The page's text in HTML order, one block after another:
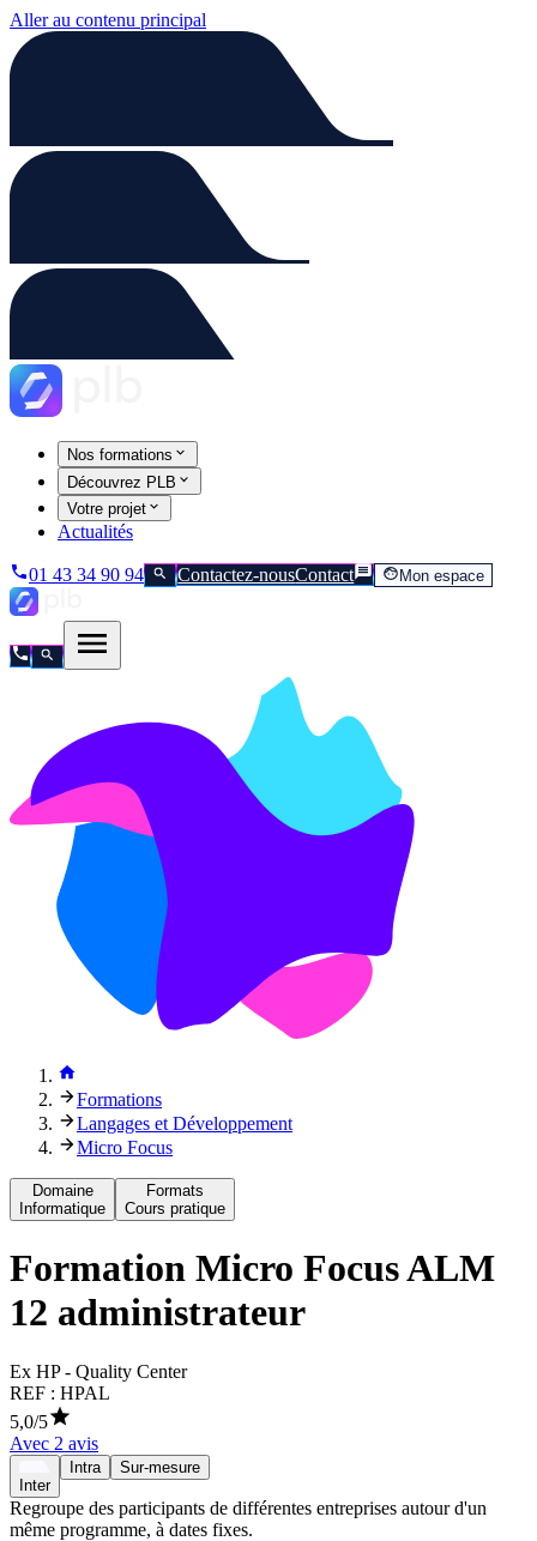
Aller au contenu principal
Nos formations
Découvrez PLB
Votre projet
Actualités
01 43 34 90 94 Contactez-nousContact Mon espace
Formations
Langages et Développement
Micro Focus
Domaine
Informatique
Formats
Cours pratique
Formation Micro Focus ALM
12 administrateur
Ex HP - Quality Center
REF : HPAL
5,0/5
Avec 2 avis
Inter
Intra Sur-mesure
Regroupe des participants de différentes entreprises autour d'un
même programme, à dates fixes.